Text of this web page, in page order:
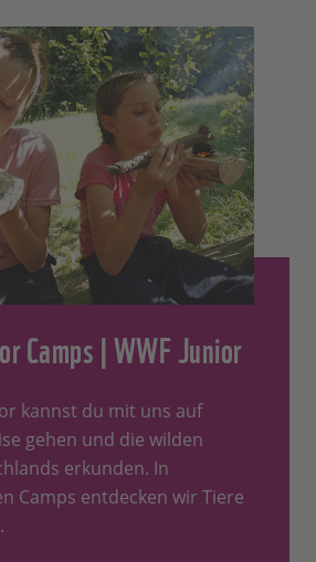
Camps | WWF Junior
kannst du mit uns auf
gehen und die wilden
erkunden. In
Camps entdecken wir Tiere